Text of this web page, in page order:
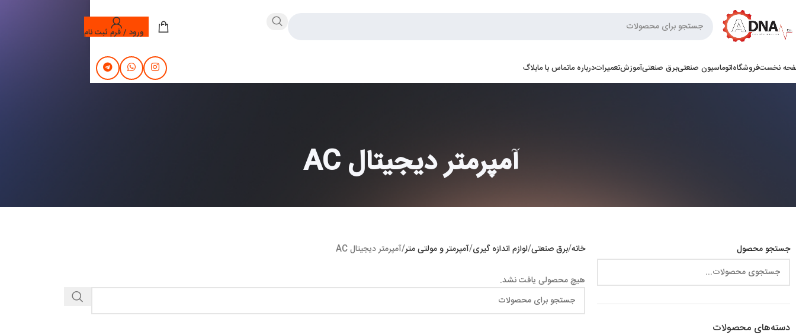
ورود / فرم ثبت نام
نخستفروشگاهاتوماسیون صنعتیبرق صنعتیآموزشتعمیراتدرباره ماتماس با مابلاگ
آمپرمتر دیجیتال AC
جستجو محصول
دسته‌های محصولات
خانه برق صنعتی لوازم اندازه گیری آمپرمتر و مولتی متر آمپرمتر دیجیتال AC
هیچ محصولی یافت نشد.